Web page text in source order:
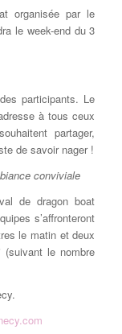
organisée par le
le week-end du 3
participants. Le
à tous ceux
partager,
de savoir nager !
conviviale
de dragon boat
s’affronteront
le matin et deux
(suivant le nombre